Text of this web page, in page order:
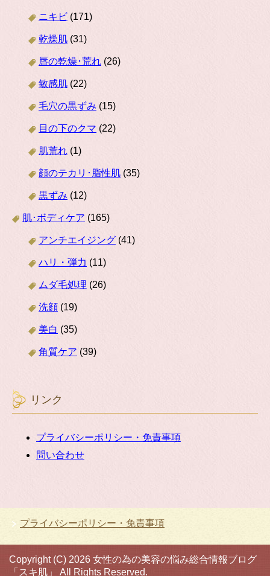
ニキビ (171)
乾燥肌 (31)
唇の乾燥･荒れ (26)
敏感肌 (22)
毛穴の黒ずみ (15)
目の下のクマ (22)
肌荒れ (1)
顔のテカリ･脂性肌 (35)
黒ずみ (12)
肌･ボディケア (165)
アンチエイジング (41)
ハリ・弾力 (11)
ムダ毛処理 (26)
洗顔 (19)
美白 (35)
角質ケア (39)
リンク
プライバシーポリシー・免責事項
問い合わせ
プライバシーポリシー・免責事項
Copyright (C) 2026 女性の為の美容の悩み総合情報ブログ
「スキ肌」 All Rights Reserved.